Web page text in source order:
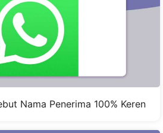
Nama Penerima 100% Keren